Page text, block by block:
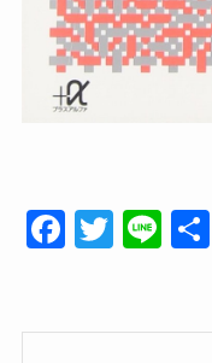
F
e
T
er
Li